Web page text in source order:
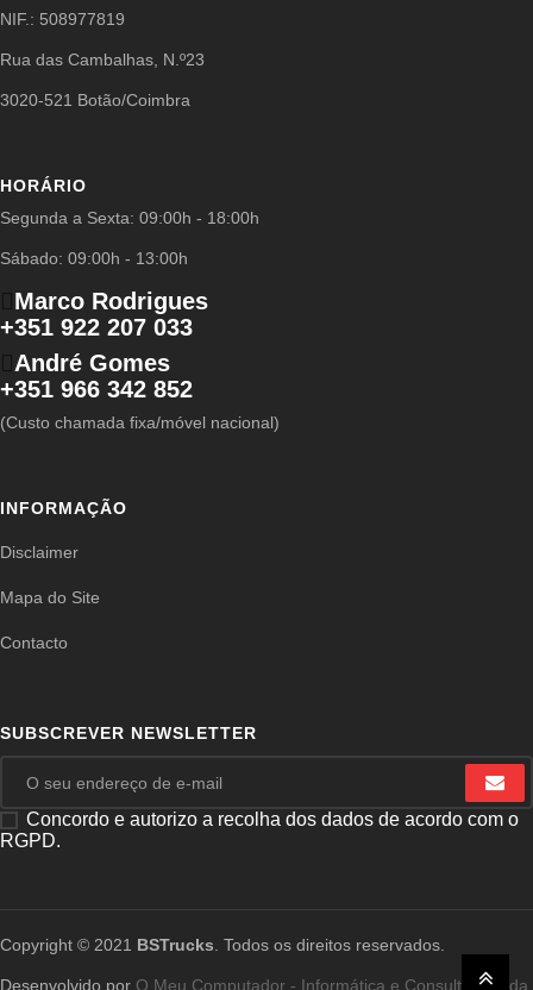
NIF.: 508977819
Rua das Cambalhas, N.º23
3020-521 Botão/Coimbra
HORÁRIO
Segunda a Sexta: 09:00h - 18:00h
Sábado: 09:00h - 13:00h
Marco Rodrigues
+351 922 207 033
André Gomes
+351 966 342 852
(Custo chamada fixa/móvel nacional)
INFORMAÇÃO
Disclaimer
Mapa do Site
Contacto
SUBSCREVER NEWSLETTER
Concordo e autorizo a recolha dos dados de acordo com o
RGPD.
Copyright © 2021 BSTrucks . Todos os direitos reservados.
Desenvolvido por O Meu Computador - Informática e Consultoria, Lda